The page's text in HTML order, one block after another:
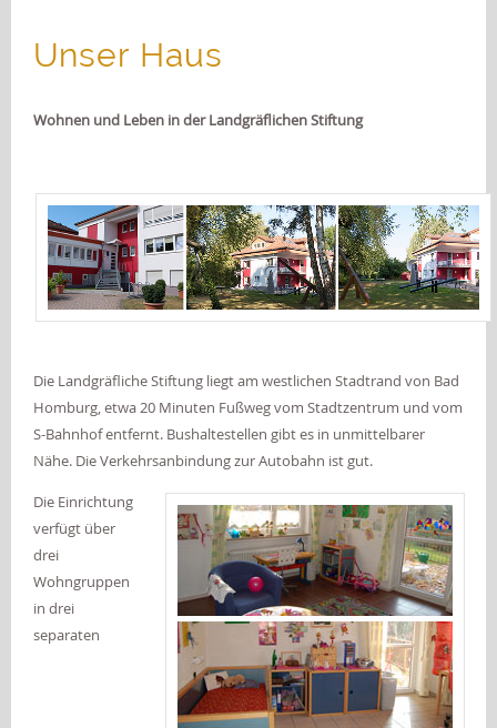
Unser Haus
Wohnen und Leben in der Landgräflichen Stiftung
Die Landgräfliche Stiftung liegt am westlichen Stadtrand von Bad
Homburg, etwa 20 Minuten Fußweg vom Stadtzentrum und vom
S-Bahnhof entfernt. Bushaltestellen gibt es in unmittelbarer
Nähe. Die Verkehrsanbindung zur Autobahn ist gut.
Die Einrichtung
verfügt über
drei
Wohngruppen
in drei
separaten